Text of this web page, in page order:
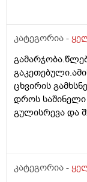
წვეთი,თითოქს
შეხებისას
დღე მოვყევი
ჯერჯერობით
ტკივილმა
მირჩევთ?
კატეგორია -
ცხვირის
დროს საშინელი
გულისრევა და
ანტიბიოტიკი
გარეშე რომ
კატეგორია -